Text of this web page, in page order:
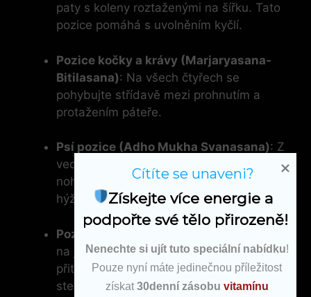
paty s koleny roztaženými na šířku. Tato
pozice pomáhá s uvolněním kyčlí.
Pozice kočky a krávy (Marjaryasana-
Bitilasana): Na všech čtyřech se
pohybujte střídavě mezi prohnutím a
protažením páteře.
Psí pozice (Adho Mukha Svanasana): Z
vedlejší polohy přejděte do pozice s
nohama a rukama na zemi, vytahujte
hýždě k nebi.
Pozice stromu (Vrksasana)
na jednu nohu a druhou ohněte v koleni,
přitiskněte chodidlo k vnitřní straně
stehna.
Získejte více energie a
podpořte své tělo přirozeně!
Nenechte si ujít tuto speciální nabídku!
Pouze nyní máte jedinečnou příležitost
získat 30denní zásobu vitamínu
Cítíte se unaveni?